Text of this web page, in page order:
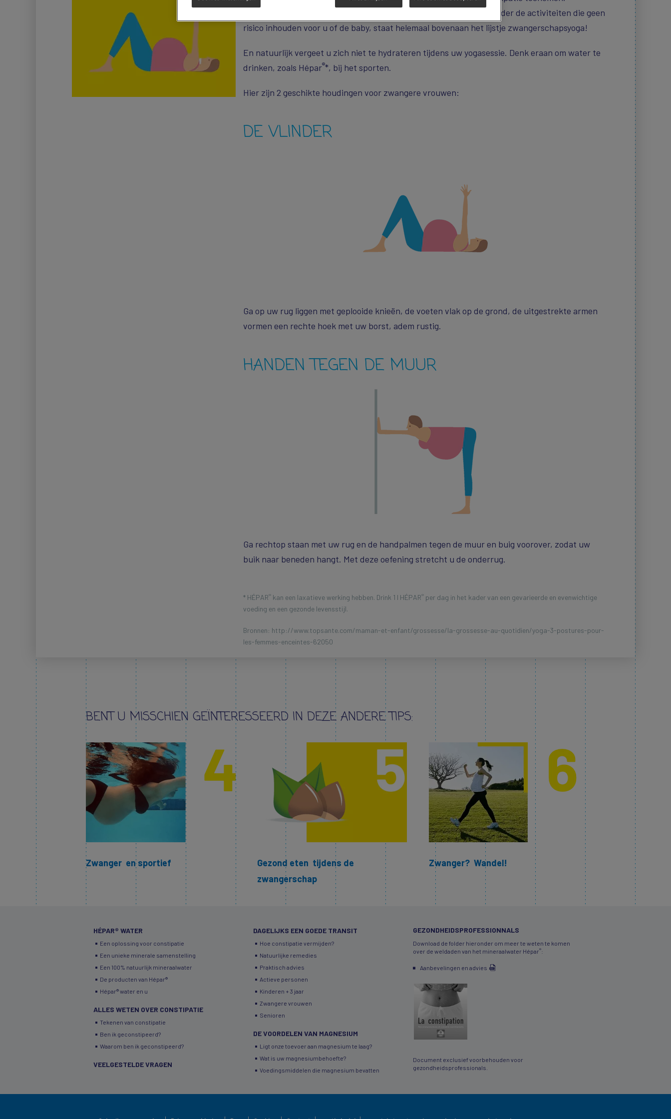
Regelmatig een fysieke activiteit beoefenen, is dus aan te raden. Onder de activiteiten die geen
risico inhouden voor u of de baby, staat helemaal bovenaan het lijstje zwangerschapsyoga!
En natuurlijk vergeet u zich niet te hydrateren tijdens uw yogasessie. Denk eraan om water te
drinken, zoals Hépar®*, bij het sporten.
Hier zijn 2 geschikte houdingen voor zwangere vrouwen:
DE VLINDER
Ga op uw rug liggen met geplooide knieën, de voeten vlak op de grond, de uitgestrekte armen
vormen een rechte hoek met uw borst, adem rustig.
HANDEN TEGEN DE MUUR
Ga rechtop staan met uw rug en de handpalmen tegen de muur en buig voorover, zodat uw
buik naar beneden hangt. Met deze oefening stretcht u de onderrug.
* HÉPAR® kan een laxatieve werking hebben. Drink 1 l HÉPAR® per dag in het kader van een gevarieerde en evenwichtige
voeding en een gezonde levensstijl.
Bronnen: http://www.topsante.com/maman-et-enfant/grossesse/la-grossesse-au-quotidien/yoga-3-postures-pour-
les-femmes-enceintes-62050
BENT U MISSCHIEN GEÏNTERESSEERD IN DEZE ANDERE TIPS:
Zwanger en sportief
Gezond eten tijdens de
zwangerschap
Zwanger? Wandel!
HÉPAR® WATER
Een oplossing voor constipatie
Een unieke minerale samenstelling
Een 100% natuurlijk mineraalwater
De producten van Hépar®
Hépar® water en u
ALLES WETEN OVER CONSTIPATIE
Tekenen van constipatie
Ben ik geconstipeerd?
Waarom ben ik geconstipeerd?
VEELGESTELDE VRAGEN
DAGELIJKS EEN GOEDE TRANSIT
Hoe constipatie vermijden?
Natuurlijke remedies
Praktisch advies
Actieve personen
Kinderen + 3 jaar
Zwangere vrouwen
Senioren
DE VOORDELEN VAN MAGNESIUM
Ligt onze toevoer aan magnesium te laag?
Wat is uw magnesiumbehoefte?
Voedingsmiddelen die magnesium bevatten
GEZONDHEIDSPROFESSIONNALS
Download de folder hieronder om meer te weten te komen
over de weldaden van het mineraalwater Hépar®:
Aanbevelingen en advies
Document exclusief voorbehouden voor
gezondheidsprofessionals.